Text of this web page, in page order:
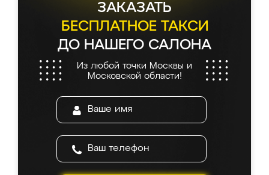
ЗАКАЗАТЬ
БЕСПЛАТНОЕ ТАКСИ
ДО НАШЕГО САЛОНА
Из любой точки Москвы и
Московской области!